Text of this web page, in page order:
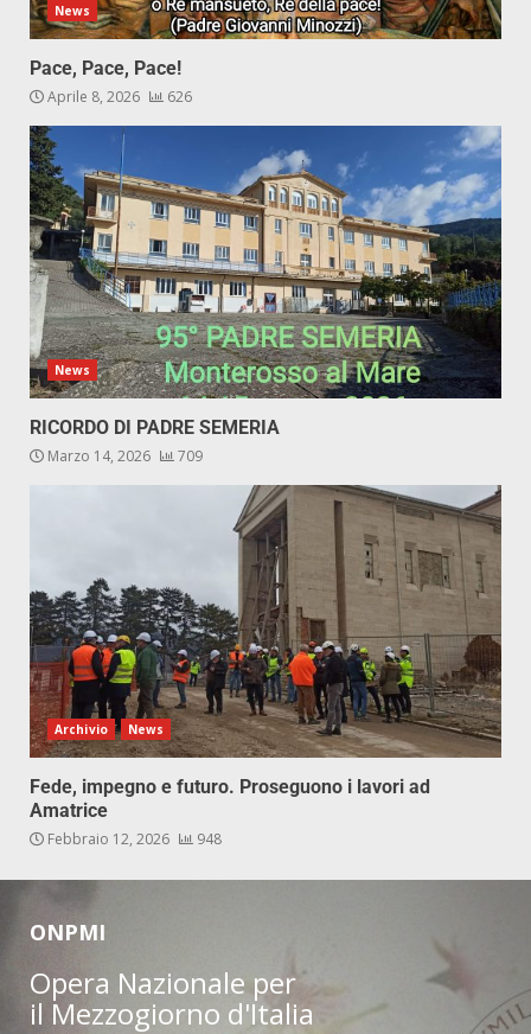
News
Pace, Pace, Pace!
Aprile 8, 2026 626
News
RICORDO DI PADRE SEMERIA
Marzo 14, 2026 709
Archivio News
Fede, impegno e futuro. Proseguono i lavori ad
Amatrice
Febbraio 12, 2026 948
ONPMI
Opera Nazionale per
il Mezzogiorno d'Italia